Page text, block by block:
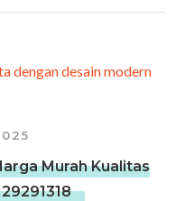
Murah Kualitas